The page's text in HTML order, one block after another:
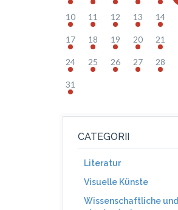
10 11 12 13 14
17 18 19 20 21
24 25 26 27 28
31
CATEGORII
Literatur
Visuelle Künste
Wissenschaftliche und